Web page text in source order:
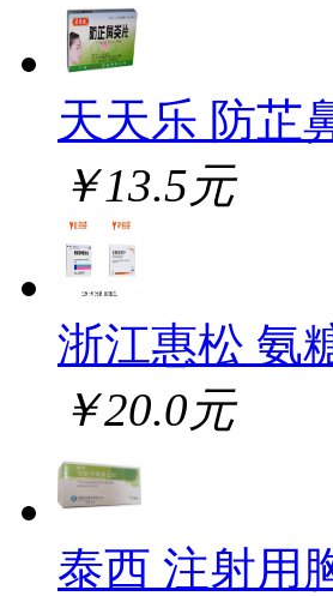
天天乐 防芷
￥13.5元
浙江惠松 氨
￥20.0元
泰西 注射用